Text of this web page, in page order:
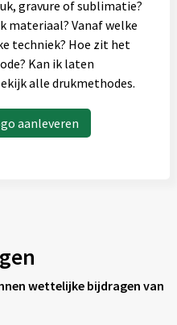
gravure of sublimatie?
materiaal? Vanaf welke
techniek? Hoe zit het
Kan ik laten
alle drukmethodes.
aanleveren
wettelijke bijdragen van